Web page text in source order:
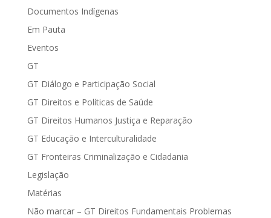
Documentos Indígenas
Em Pauta
Eventos
GT
GT Diálogo e Participação Social
GT Direitos e Políticas de Saúde
GT Direitos Humanos Justiça e Reparação
GT Educação e Interculturalidade
GT Fronteiras Criminalização e Cidadania
Legislação
Matérias
Não marcar – GT Direitos Fundamentais Problemas